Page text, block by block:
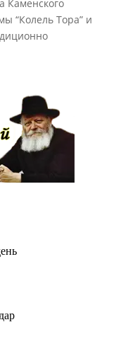
Каменского
“Колель Тора” и